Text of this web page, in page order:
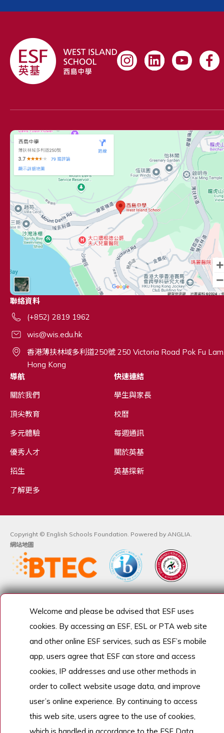
聯絡資料
(+852) 2819 1962
wis@wis.edu.hk
香港薄扶林域多利道250號 250 Victoria Road Pok Fu
Hong Kong
導航
關於我們
頂尖教育
多元體驗
優秀人才
招生
了解更多
快速連結
學生與家長
校曆
每週通訊
關於英基
英基探新
Copyright © English Schools Foundation. Powered by ANGLIA.
網站地圖
Welcome and please be advised that ESF uses
cookies. By accessing an ESF, ESL or PTA web site
and other online ESF services, such as ESF’s mobile
app, users agree that ESF can store and access
cookies, IP addresses and use other methods in
order to collect website usage data, and improve
user’s online experience. By continuing to access
this web site, users agree to the use of cookies,